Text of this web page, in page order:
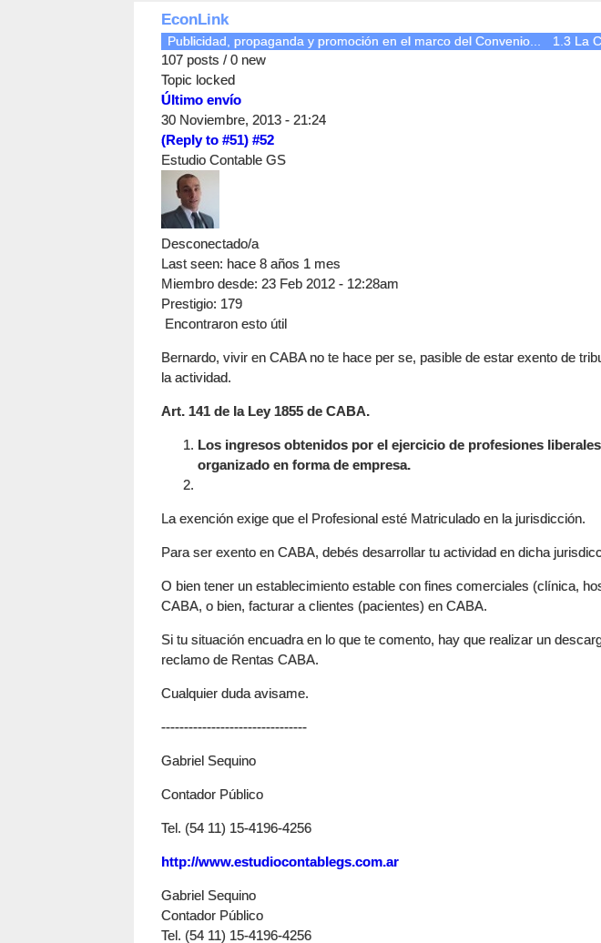
EconLink
Publicidad, propaganda y promoción en el marco del Convenio... 1.3 La
107 posts / 0 new
Topic locked
Último envío
30 Noviembre, 2013 - 21:24
(Reply to #51) #52
Estudio Contable GS
Desconectado/a
Last seen: hace 8 años 1 mes
Miembro desde: 23 Feb 2012 - 12:28am
Prestigio: 179
Encontraron esto útil
Bernardo, vivir en CABA no te hace per se, pasible de estar exento de
la actividad.
Art. 141 de la Ley 1855 de CABA.
Los ingresos obtenidos por el ejercicio de profesiones
organizado en forma de empresa.
La exención exige que el Profesional esté Matriculado en la jurisdicción.
Para ser exento en CABA, debés desarrollar tu actividad en dicha
O bien tener un establecimiento estable con fines comerciales (clínica,
CABA, o bien, facturar a clientes (pacientes) en CABA.
Si tu situación encuadra en lo que te comento, hay que realizar un
reclamo de Rentas CABA.
Cualquier duda avisame.
--------------------------------
Gabriel Sequino
Contador Público
Tel. (54 11) 15-4196-4256
http://www.estudiocontablegs.com.ar
Gabriel Sequino
Contador Público
Tel. (54 11) 15-4196-4256